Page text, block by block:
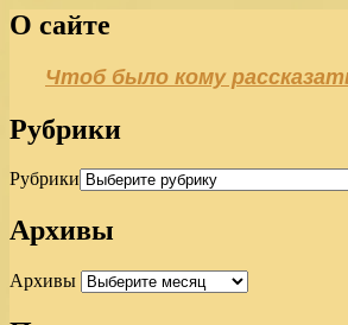
О сайте
Чтоб было кому
Рубрики
Рубрики
Архивы
Архивы